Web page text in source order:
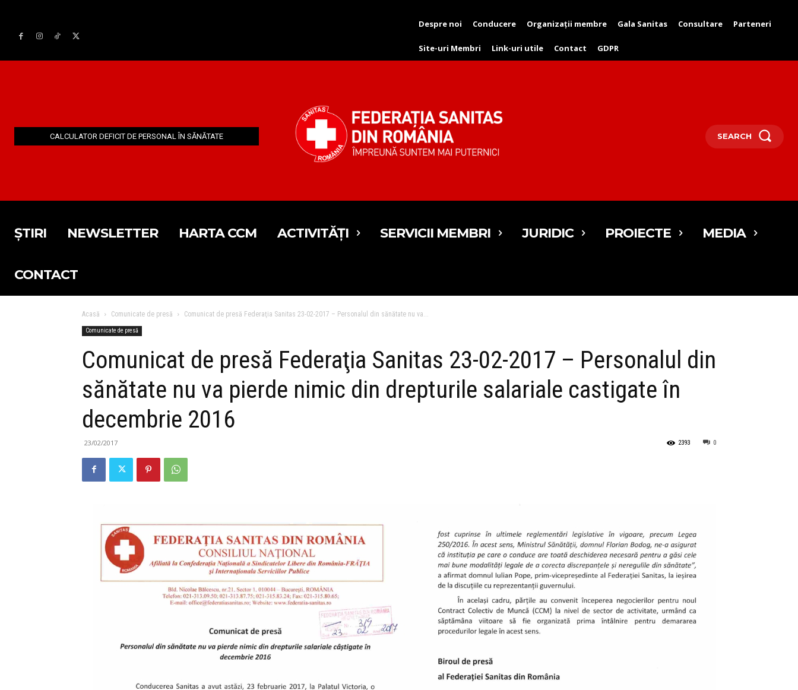
Despre noi Conducere Organizații membre Gala Sanitas Consultare Parteneri
Site-uri Membri Link-uri utile Contact GDPR
CALCULATOR DEFICIT DE PERSONAL ÎN SĂNĂTATE SEARCH
ȘTIRI NEWSLETTER HARTA CCM ACTIVITĂȚI SERVICII MEMBRI JURIDIC PROIECTE MEDIA
CONTACT
Acasă Comunicate de presă Comunicat de presă Federaţia Sanitas 23-02-2017 – Personalul din sănătate nu va...
Comunicate de presă
Comunicat de presă Federaţia Sanitas 23-02-2017 – Personalul din
sănătate nu va pierde nimic din drepturile salariale castigate în
decembrie 2016
23/02/2017 0
2393